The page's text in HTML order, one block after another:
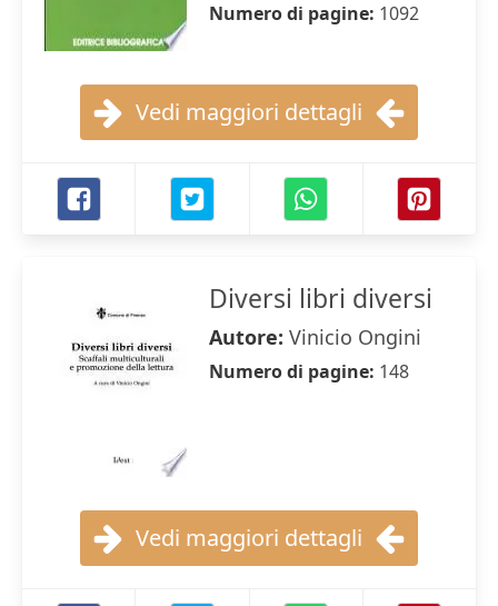
Numero di pagine: 1092
Vedi maggiori dettagli
Diversi libri diversi
Autore: Vinicio Ongini
Numero di pagine: 148
Vedi maggiori dettagli